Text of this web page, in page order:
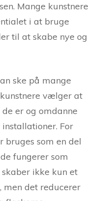
Mange kunstnere
i at bruge
til at skabe nye og
ske på mange
vælger at
er og omdanne
For
bruges som en del
fungerer som
ikke kun et
men det reducerer